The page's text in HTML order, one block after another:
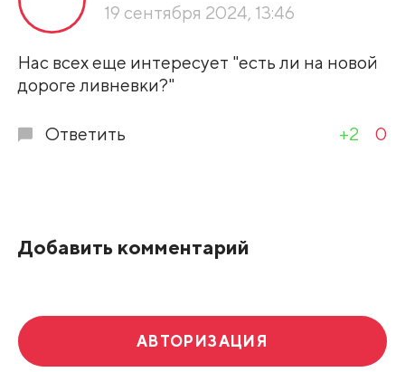
19 сентября 2024, 13:46
Нас всех еще интересует "есть ли на новой
дороге ливневки?"
Ответить +2 0
Добавить комментарий
АВТОРИЗАЦИЯ